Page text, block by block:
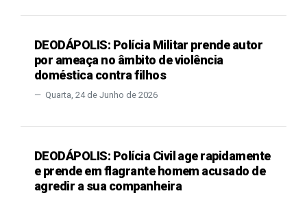
DEODÁPOLIS: Polícia Militar prende autor
por ameaça no âmbito de violência
doméstica contra filhos
Quarta, 24 de Junho de 2026
DEODÁPOLIS: Polícia Civil age rapidamente
e prende em flagrante homem acusado de
agredir a sua companheira